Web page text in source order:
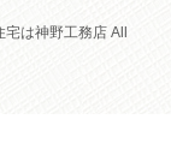
は神野工務店 All